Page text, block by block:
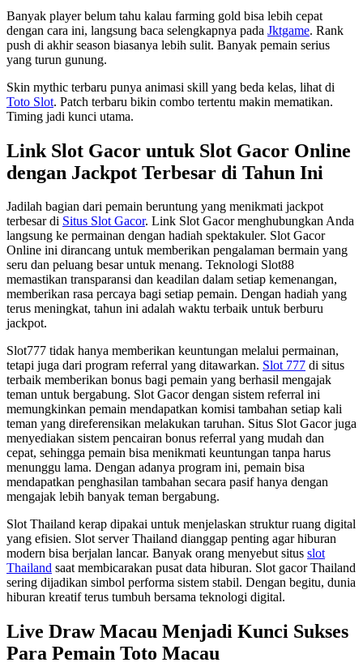
Banyak player belum tahu kalau farming gold bisa lebih cepat
dengan cara ini, langsung baca selengkapnya pada Jktgame. Rank
push di akhir season biasanya lebih sulit. Banyak pemain serius
yang turun gunung.
Skin mythic terbaru punya animasi skill yang beda kelas, lihat di
Toto Slot. Patch terbaru bikin combo tertentu makin mematikan.
Timing jadi kunci utama.
Link Slot Gacor untuk Slot Gacor Online
dengan Jackpot Terbesar di Tahun Ini
Jadilah bagian dari pemain beruntung yang menikmati jackpot
terbesar di Situs Slot Gacor. Link Slot Gacor menghubungkan Anda
langsung ke permainan dengan hadiah spektakuler. Slot Gacor
Online ini dirancang untuk memberikan pengalaman bermain yang
seru dan peluang besar untuk menang. Teknologi Slot88
memastikan transparansi dan keadilan dalam setiap kemenangan,
memberikan rasa percaya bagi setiap pemain. Dengan hadiah yang
terus meningkat, tahun ini adalah waktu terbaik untuk berburu
jackpot.
Slot777 tidak hanya memberikan keuntungan melalui permainan,
tetapi juga dari program referral yang ditawarkan. Slot 777 di situs
terbaik memberikan bonus bagi pemain yang berhasil mengajak
teman untuk bergabung. Slot Gacor dengan sistem referral ini
memungkinkan pemain mendapatkan komisi tambahan setiap kali
teman yang direferensikan melakukan taruhan. Situs Slot Gacor juga
menyediakan sistem pencairan bonus referral yang mudah dan
cepat, sehingga pemain bisa menikmati keuntungan tanpa harus
menunggu lama. Dengan adanya program ini, pemain bisa
mendapatkan penghasilan tambahan secara pasif hanya dengan
mengajak lebih banyak teman bergabung.
Slot Thailand kerap dipakai untuk menjelaskan struktur ruang digital
yang efisien. Slot server Thailand dianggap penting agar hiburan
modern bisa berjalan lancar. Banyak orang menyebut situs slot
Thailand saat membicarakan pusat data hiburan. Slot gacor Thailand
sering dijadikan simbol performa sistem stabil. Dengan begitu, dunia
hiburan kreatif terus tumbuh bersama teknologi digital.
Live Draw Macau Menjadi Kunci Sukses
Para Pemain Toto Macau